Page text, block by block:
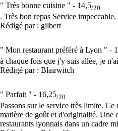
" Très bonne cuisine " - 14,5/20
. Très bon repas Service
Rédigé par : gilbert
" Mon restaurant préféré à Lyon " -
à chaque fois que j'y suis allée, je
Rédigé par : Blairwitch
" Parfait " - 16,25/20
Passons sur le service très limite.
matière de goût et d'originalité. Une
restaurants lyonnais dans un cadre